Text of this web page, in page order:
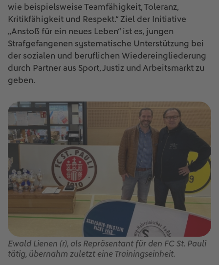
wie beispielsweise Teamfähigkeit, Toleranz,
Kritikfähigkeit und Respekt.“ Ziel der Initiative
„Anstoß für ein neues Leben“ ist es, jungen
Strafgefangenen systematische Unterstützung bei
der sozialen und beruflichen Wiedereingliederung
durch Partner aus Sport, Justiz und Arbeitsmarkt zu
geben.
Ewald Lienen (r), als Repräsentant für den FC St. Pauli
tätig, übernahm zuletzt eine Trainingseinheit.